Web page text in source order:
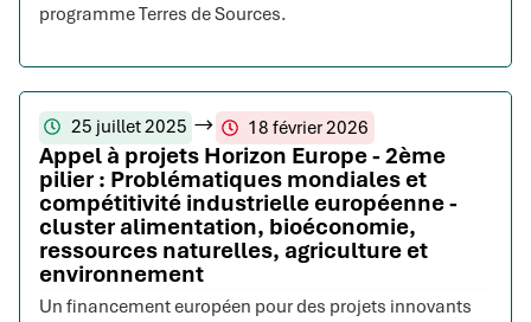
programme Terres de Sources.
25 juillet 2025 18 février 2026
Appel à projets Horizon Europe - 2ème
pilier : Problématiques mondiales et
compétitivité industrielle européenne -
cluster alimentation, bioéconomie,
ressources naturelles, agriculture et
environnement
Un financement européen pour des projets innovants